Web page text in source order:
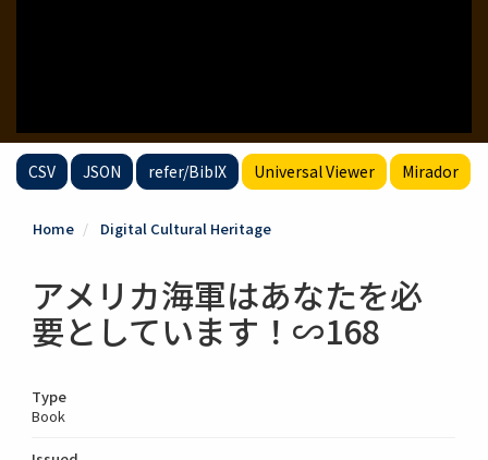
CSV JSON refer/BibIX Universal Viewer Mirador
Home Digital Cultural Heritage
アメリカ海軍はあなたを必
要としています！∽168
Type
Book